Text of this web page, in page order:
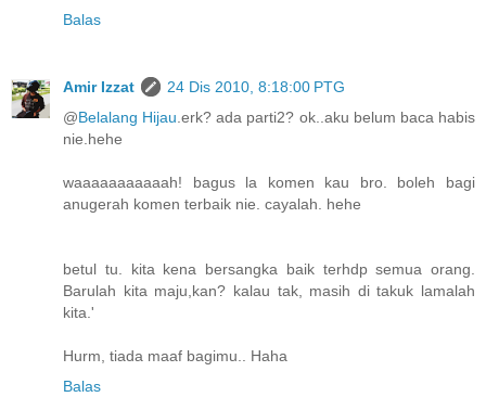
Balas
Amir Izzat
24 Dis 2010, 8:18:00 PTG
@Belalang Hijau.erk? ada parti2? ok..aku belum baca habis
nie.hehe
waaaaaaaaaaah! bagus la komen kau bro. boleh bagi
anugerah komen terbaik nie. cayalah. hehe
betul tu. kita kena bersangka baik terhdp semua orang.
Barulah kita maju,kan? kalau tak, masih di takuk lamalah
kita.'
Hurm, tiada maaf bagimu.. Haha
Balas